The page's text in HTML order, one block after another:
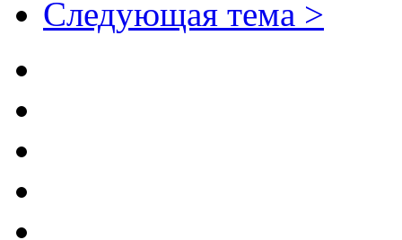
Следующая тема >